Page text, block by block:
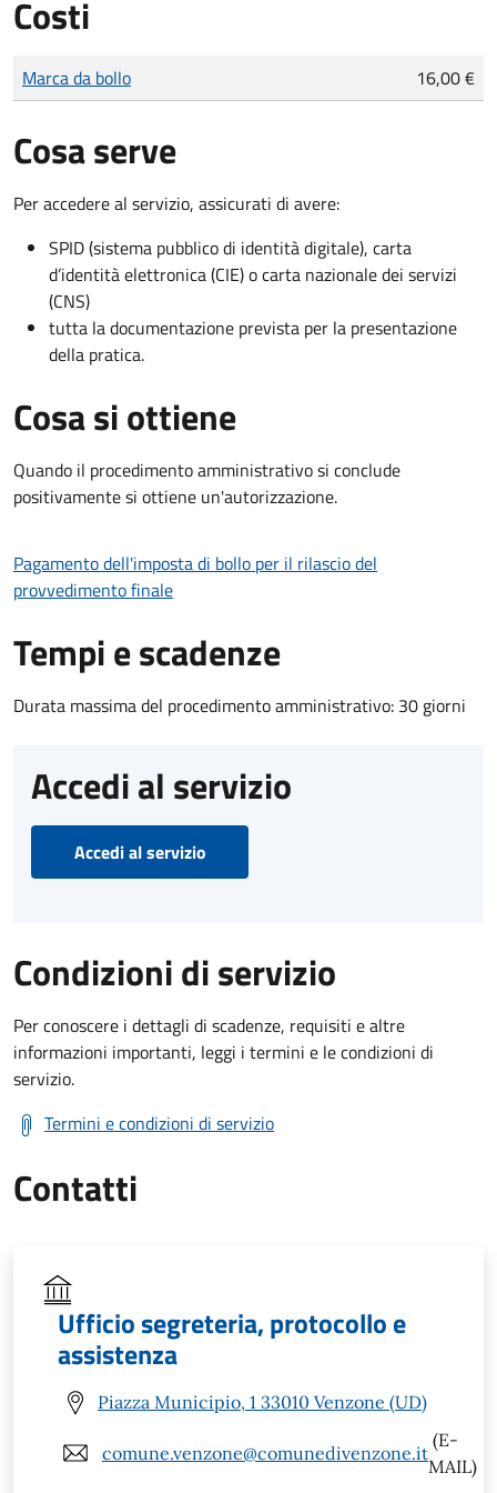
Costi
Tipo di pagamento
Importo
Marca da bollo 16,00 €
Cosa serve
Per accedere al servizio, assicurati di avere:
SPID (sistema pubblico di identità digitale), carta
d’identità elettronica (CIE) o carta nazionale dei servizi
(CNS)
tutta la documentazione prevista per la presentazione
della pratica.
Cosa si ottiene
Quando il procedimento amministrativo si conclude
positivamente si ottiene un'autorizzazione.
Pagamento dell'imposta di bollo per il rilascio del
provvedimento finale
Tempi e scadenze
Durata massima del procedimento amministrativo: 30 giorni
Accedi al servizio
Accedi al servizio
Condizioni di servizio
Per conoscere i dettagli di scadenze, requisiti e altre
informazioni importanti, leggi i termini e le condizioni di
servizio.
Termini e condizioni di servizio
Contatti
Ufficio segreteria, protocollo e
assistenza
Piazza Municipio, 1 33010 Venzone (UD)
comune.venzone@comunedivenzone.it
(E-
MAIL)